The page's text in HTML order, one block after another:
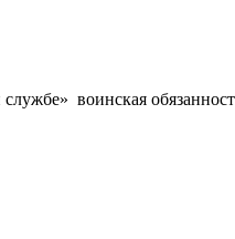
воинская